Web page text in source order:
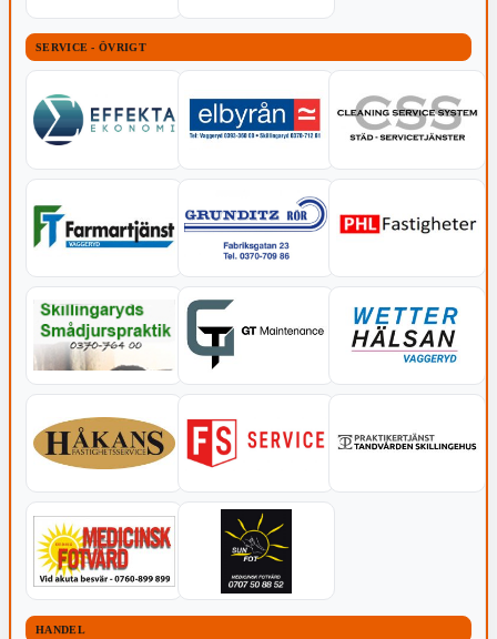
SERVICE - ÖVRIGT
HANDEL